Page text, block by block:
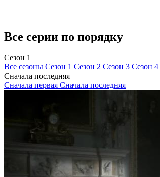
Все серии по порядку
Сезон 1
Все сезоны Сезон 1 Сезон 2 Сезон 3 Сезон 4
Сначала последняя
Сначала первая Сначала последняя